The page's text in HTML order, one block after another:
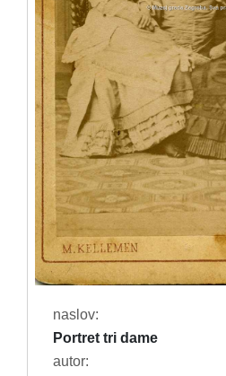
naslov:
Portret tri dame
autor: